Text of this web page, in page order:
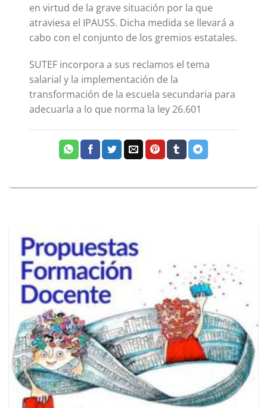
en virtud de la grave situación por la que
atraviesa el IPAUSS. Dicha medida se llevará a
cabo con el conjunto de los gremios estatales.
SUTEF incorpora a sus reclamos el tema
salarial y la implementación de la
transformación de la escuela secundaria para
adecuarla a lo que norma la ley 26.601